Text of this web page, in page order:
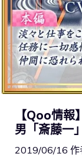
【Qoo情
男「斎藤一
2019/06/16 作